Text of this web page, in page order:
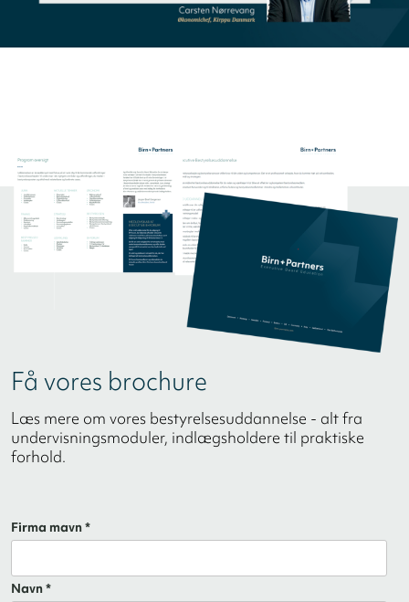
Få vores brochure
Læs mere om vores bestyrelsesuddannelse - alt fra
undervisningsmoduler, indlægsholdere til praktiske
forhold.
Firma mavn *
Navn *